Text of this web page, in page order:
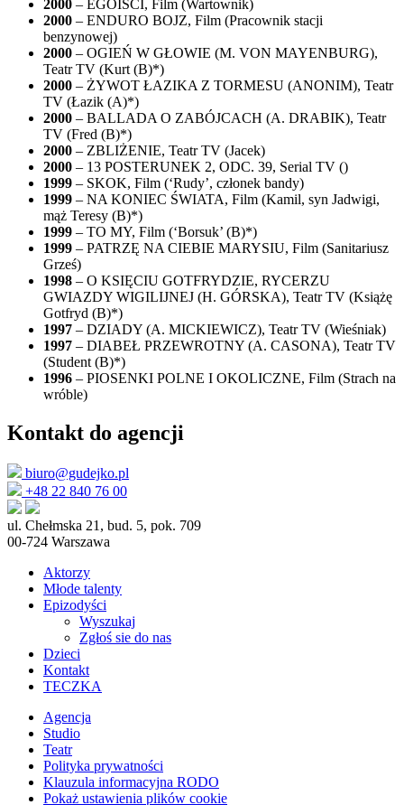
2000 – EGOIŚCI, Film (Wartownik)
2000 – ENDURO BOJZ, Film (Pracownik stacji
benzynowej)
2000 – OGIEŃ W GŁOWIE (M. VON MAYENBURG),
Teatr TV (Kurt (B)*)
2000 – ŻYWOT ŁAZIKA Z TORMESU (ANONIM), Teatr
TV (Łazik (A)*)
2000 – BALLADA O ZABÓJCACH (A. DRABIK), Teatr
TV (Fred (B)*)
2000 – ZBLIŻENIE, Teatr TV (Jacek)
2000 – 13 POSTERUNEK 2, ODC. 39, Serial TV ()
1999 – SKOK, Film (‘Rudy’, członek bandy)
1999 – NA KONIEC ŚWIATA, Film (Kamil, syn Jadwigi,
mąż Teresy (B)*)
1999 – TO MY, Film (‘Borsuk’ (B)*)
1999 – PATRZĘ NA CIEBIE MARYSIU, Film (Sanitariusz
Grześ)
1998 – O KSIĘCIU GOTFRYDZIE, RYCERZU
GWIAZDY WIGILIJNEJ (H. GÓRSKA), Teatr TV (Książę
Gotfryd (B)*)
1997 – DZIADY (A. MICKIEWICZ), Teatr TV (Wieśniak)
1997 – DIABEŁ PRZEWROTNY (A. CASONA), Teatr TV
(Student (B)*)
1996 – PIOSENKI POLNE I OKOLICZNE, Film (Strach na
wróble)
Kontakt do agencji
biuro@gudejko.pl
+48 22 840 76 00
ul. Chełmska 21, bud. 5, pok. 709
00-724 Warszawa
Aktorzy
Młode talenty
Epizodyści
Wyszukaj
Zgłoś sie do nas
Dzieci
Kontakt
TECZKA
Agencja
Studio
Teatr
Polityka prywatności
Klauzula informacyjna RODO
Pokaż ustawienia plików cookie